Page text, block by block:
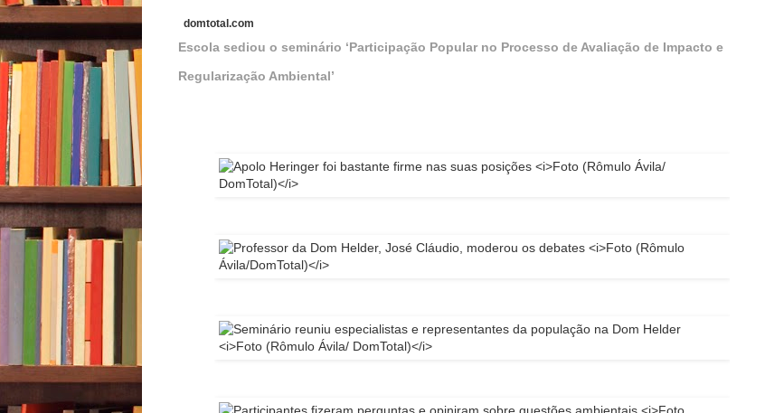
domtotal.com
Escola sediou o seminário ‘Participação Popular no Processo de Avaliação de Impacto e
Regularização Ambiental’